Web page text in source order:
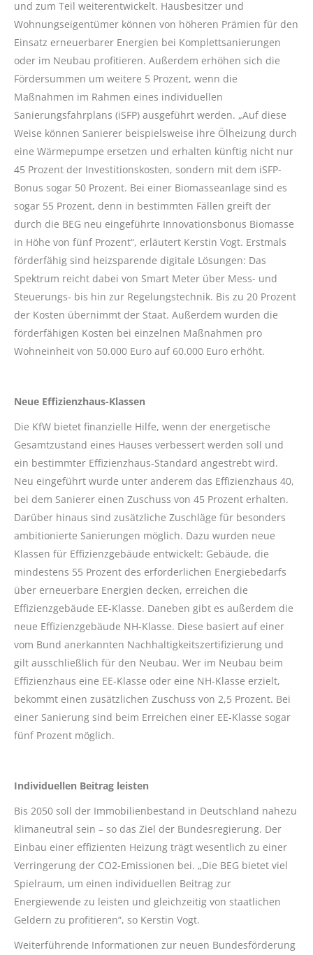
und zum Teil weiterentwickelt. Hausbesitzer und
Wohnungseigentümer können von höheren Prämien für den
Einsatz erneuerbarer Energien bei Komplettsanierungen
oder im Neubau profitieren. Außerdem erhöhen sich die
Fördersummen um weitere 5 Prozent, wenn die
Maßnahmen im Rahmen eines individuellen
Sanierungsfahrplans (iSFP) ausgeführt werden. „Auf diese
Weise können Sanierer beispielsweise ihre Ölheizung durch
eine Wärmepumpe ersetzen und erhalten künftig nicht nur
45 Prozent der Investitionskosten, sondern mit dem iSFP-
Bonus sogar 50 Prozent. Bei einer Biomasseanlage sind es
sogar 55 Prozent, denn in bestimmten Fällen greift der
durch die BEG neu eingeführte Innovationsbonus Biomasse
in Höhe von fünf Prozent“, erläutert Kerstin Vogt. Erstmals
förderfähig sind heizsparende digitale Lösungen: Das
Spektrum reicht dabei von Smart Meter über Mess- und
Steuerungs- bis hin zur Regelungstechnik. Bis zu 20 Prozent
der Kosten übernimmt der Staat. Außerdem wurden die
förderfähigen Kosten bei einzelnen Maßnahmen pro
Wohneinheit von 50.000 Euro auf 60.000 Euro erhöht.
Neue Effizienzhaus-Klassen
Die KfW bietet finanzielle Hilfe, wenn der energetische
Gesamtzustand eines Hauses verbessert werden soll und
ein bestimmter Effizienzhaus-Standard angestrebt wird.
Neu eingeführt wurde unter anderem das Effizienzhaus 40,
bei dem Sanierer einen Zuschuss von 45 Prozent erhalten.
Darüber hinaus sind zusätzliche Zuschläge für besonders
ambitionierte Sanierungen möglich. Dazu wurden neue
Klassen für Effizienzgebäude entwickelt: Gebäude, die
mindestens 55 Prozent des erforderlichen Energiebedarfs
über erneuerbare Energien decken, erreichen die
Effizienzgebäude EE-Klasse. Daneben gibt es außerdem die
neue Effizienzgebäude NH-Klasse. Diese basiert auf einer
vom Bund anerkannten Nachhaltigkeitszertifizierung und
gilt ausschließlich für den Neubau. Wer im Neubau beim
Effizienzhaus eine EE-Klasse oder eine NH-Klasse erzielt,
bekommt einen zusätzlichen Zuschuss von 2,5 Prozent. Bei
einer Sanierung sind beim Erreichen einer EE-Klasse sogar
fünf Prozent möglich.
Individuellen Beitrag leisten
Bis 2050 soll der Immobilienbestand in Deutschland nahezu
klimaneutral sein – so das Ziel der Bundesregierung. Der
Einbau einer effizienten Heizung trägt wesentlich zu einer
Verringerung der CO2-Emissionen bei. „Die BEG bietet viel
Spielraum, um einen individuellen Beitrag zur
Energiewende zu leisten und gleichzeitig von staatlichen
Geldern zu profitieren“, so Kerstin Vogt.
Weiterführende Informationen zur neuen Bundesförderung